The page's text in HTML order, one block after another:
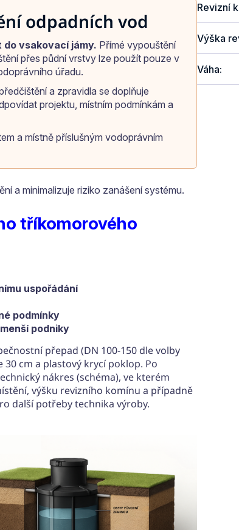
odpadních vod
do vsakovací jámy. Přímé vypouštění
přes půdní vrstvy lze použít pouze v
úřadu.
a zpravidla se doplňuje
projektu, místním podmínkám a
a místně příslušným vodoprávním
a minimalizuje riziko zanášení systému.
tříkomorového
uspořádání
podmínky
podniky
přepad (DN 100-150 dle volby
cm a plastový krycí poklop. Po
nákres (schéma), ve kterém
výšku revizního komínu a případně
další potřeby technika výroby.
Revizní
Výška
Váha: